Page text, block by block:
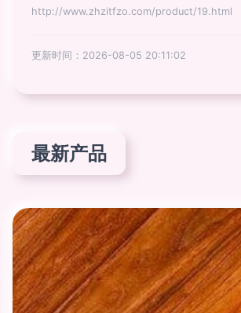
http://www.zhzitfzo.com/product/19.html
更新时间：2026-08-05 20:11:02
最新产品